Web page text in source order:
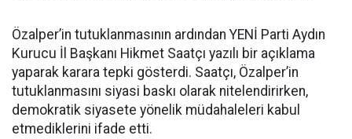
Özalper’in tutuklanmasının ardından YENİ Parti Aydın
Kurucu İl Başkanı Hikmet Saatçı yazılı bir açıklama
yaparak karara tepki gösterdi. Saatçı, Özalper’in
tutuklanmasını siyasi baskı olarak nitelendirirken,
demokratik siyasete yönelik müdahaleleri kabul
etmediklerini ifade etti.